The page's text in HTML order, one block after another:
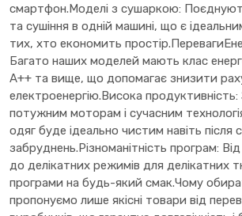
смартфон.Моделі з сушаркою:
та сушіння в одній машині, що є
тих, хто економить
Багато наших моделей мають клас
A++ та вище, що допомагає знизити
електроенергію.Висока
потужним моторам і сучасним
одяг буде ідеально чистим навіть після
забруднень.Різноманітність програм:
до делікатних режимів для делікатних
програми на будь-який смак.Чому
пропонуємо лише якісні товари від